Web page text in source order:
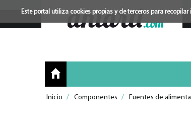
Este portal utiliza cookies propias y de terceros para
Inicio / Componentes / Fuentes de